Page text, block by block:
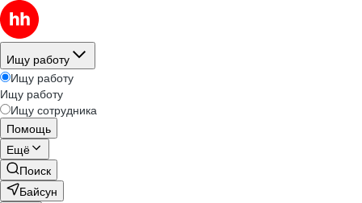
Ищу работу
Ищу работу
Ищу работу
Ищу сотрудника
Помощь
Ещё
Поиск
Байсун